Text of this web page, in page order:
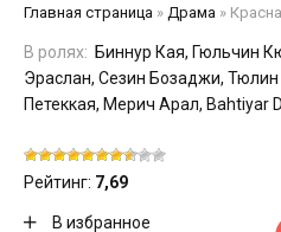
Главная страница » Драма »
В ролях: Биннур Кая, Гюльчин
Эраслан, Сезин Бозаджи,
Петеккая, Мерич Арал, Bahtiyar
Рейтинг: 7,69
В избранное